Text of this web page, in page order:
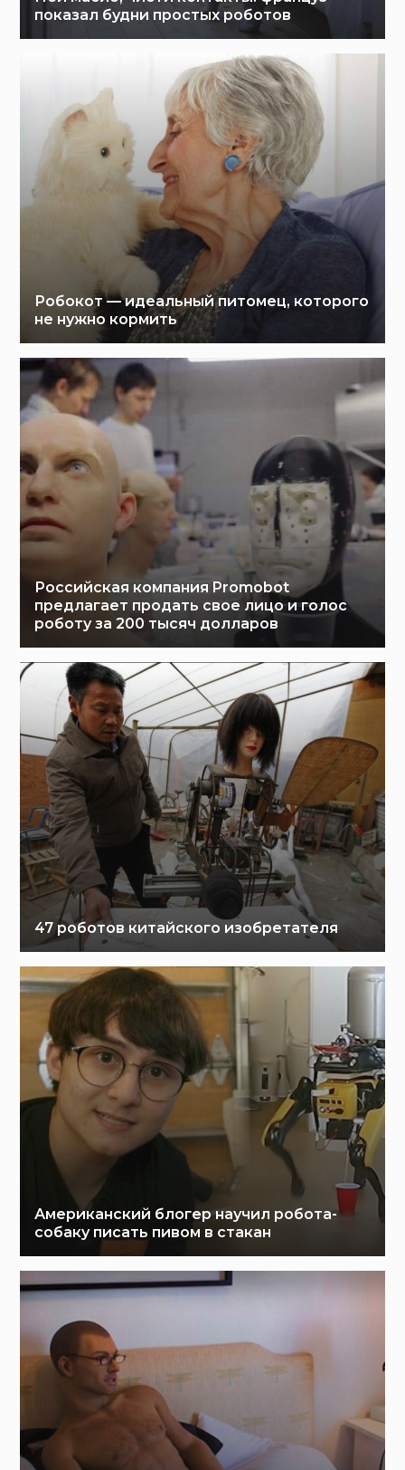
показал будни простых роботов
Робокот — идеальный питомец, которого
не нужно кормить
Российская компания Promobot
предлагает продать свое лицо и голос
роботу за 200 тысяч долларов
47 роботов китайского изобретателя
Американский блогер научил робота-
собаку писать пивом в стакан